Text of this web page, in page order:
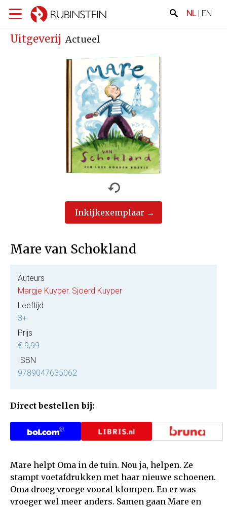
NL| EN
Uitgeverij Actueel
Inkijkexemplaar
Mare van Schokland
Auteurs
Margje Kuyper, Sjoerd Kuyper
Leeftijd
3+
Prijs
€ 9,99
ISBN
9789047635062
Direct bestellen bij:
Mare helpt Oma in de tuin. Nou ja, helpen. Ze
stampt voetafdrukken met haar nieuwe schoenen.
Oma droeg vroege vooral klompen. En er was
vroeger wel meer anders. Samen gaan Mare en